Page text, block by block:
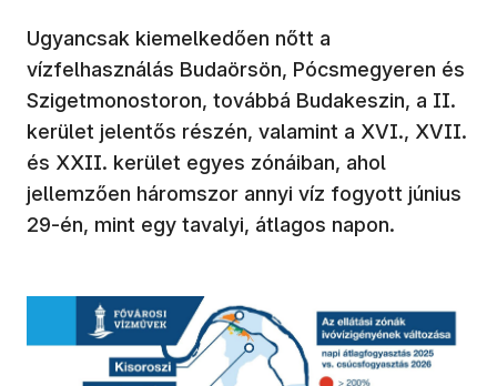
Ugyancsak kiemelkedően nőtt a
vízfelhasználás Budaörsön, Pócsmegyeren és
Szigetmonostoron, továbbá Budakeszin, a II.
kerület jelentős részén, valamint a XVI., XVII.
és XXII. kerület egyes zónáiban, ahol
jellemzően háromszor annyi víz fogyott június
29-én, mint egy tavalyi, átlagos napon.